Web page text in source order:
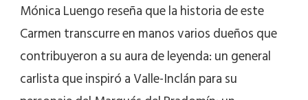
Mónica Luengo reseña que la historia de este
Carmen transcurre en manos varios dueños que
contribuyeron a su aura de leyenda: un general
carlista que inspiró a Valle-Inclán para su